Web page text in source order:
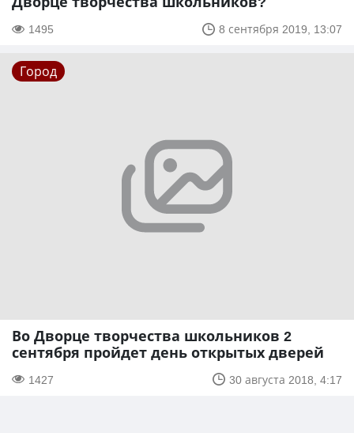
1495 8 сентября 2019, 13:07
Город
Во Дворце творчества школьников 2
сентября пройдет день открытых дверей
1427 30 августа 2018, 4:17